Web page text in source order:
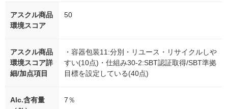
アスクル商品
環境スコア
50
アスクル商品
環境スコア詳
細/加点項目
・容器包装11:分別・リユース・リサイクルしや
すい(10点)・仕組み30-2:SBT認証取得/SBT準拠
目標を設定している(40点)
Alc.含有量
7％